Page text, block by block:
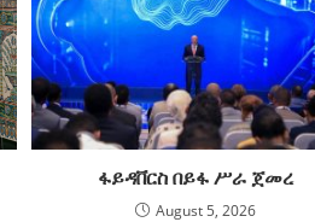
ፋይዳቨርስ በይፋ ሥራ ጀመረ
August 5, 2026